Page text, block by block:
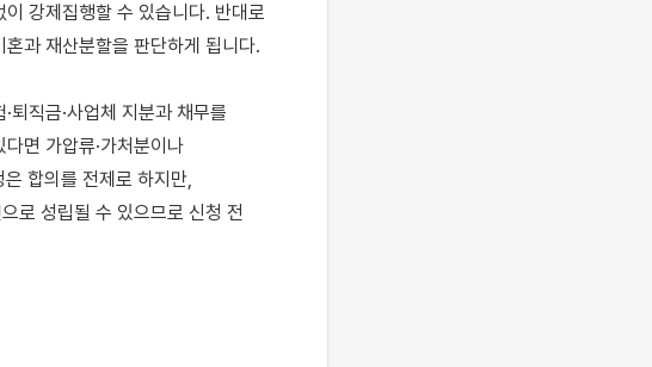
강제집행할 수 있습니다. 반대로
과 재산분할을 판단하게 됩니다.
퇴직금·사업체 지분과 채무를
면 가압류·가처분이나
합의를 전제로 하지만,
로 성립될 수 있으므로 신청 전